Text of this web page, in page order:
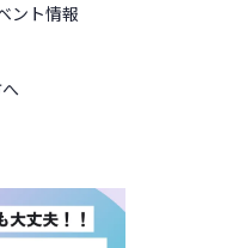
ント情報